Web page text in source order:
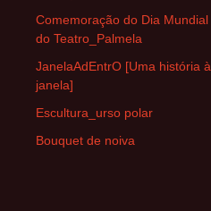
Comemoração do Dia Mundial
do Teatro_Palmela
JanelaAdEntrO [Uma história à
janela]
Escultura_urso polar
Bouquet de noiva